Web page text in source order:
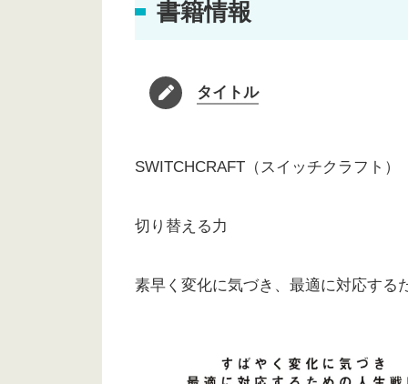
書籍情報
タイトル
SWITCHCRAFT（スイッチクラフト）
切り替える力
素早く変化に気づき、最適に対応する